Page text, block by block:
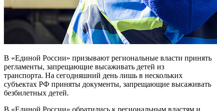
В «Единой России» призывают региональные власти принять
регламенты, запрещающие высаживать детей из
транспорта. На сегодняшний день лишь в нескольких
субъектах РФ приняты документы, запрещающие высаживать
безбилетных детей.
В «Единой России» обратились к региональным властям и